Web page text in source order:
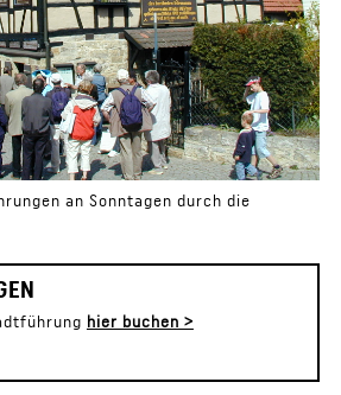
an Sonntagen durch die
hier buchen >